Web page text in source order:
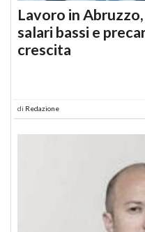
Lavoro in
salari bassi e
crescita
di Redazione